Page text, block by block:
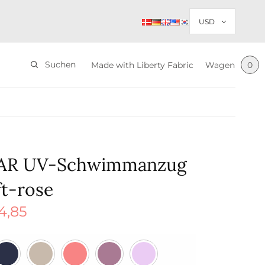
Suchen Made with Liberty Fabric Wagen 0
UV-Schwimmanzug
rose